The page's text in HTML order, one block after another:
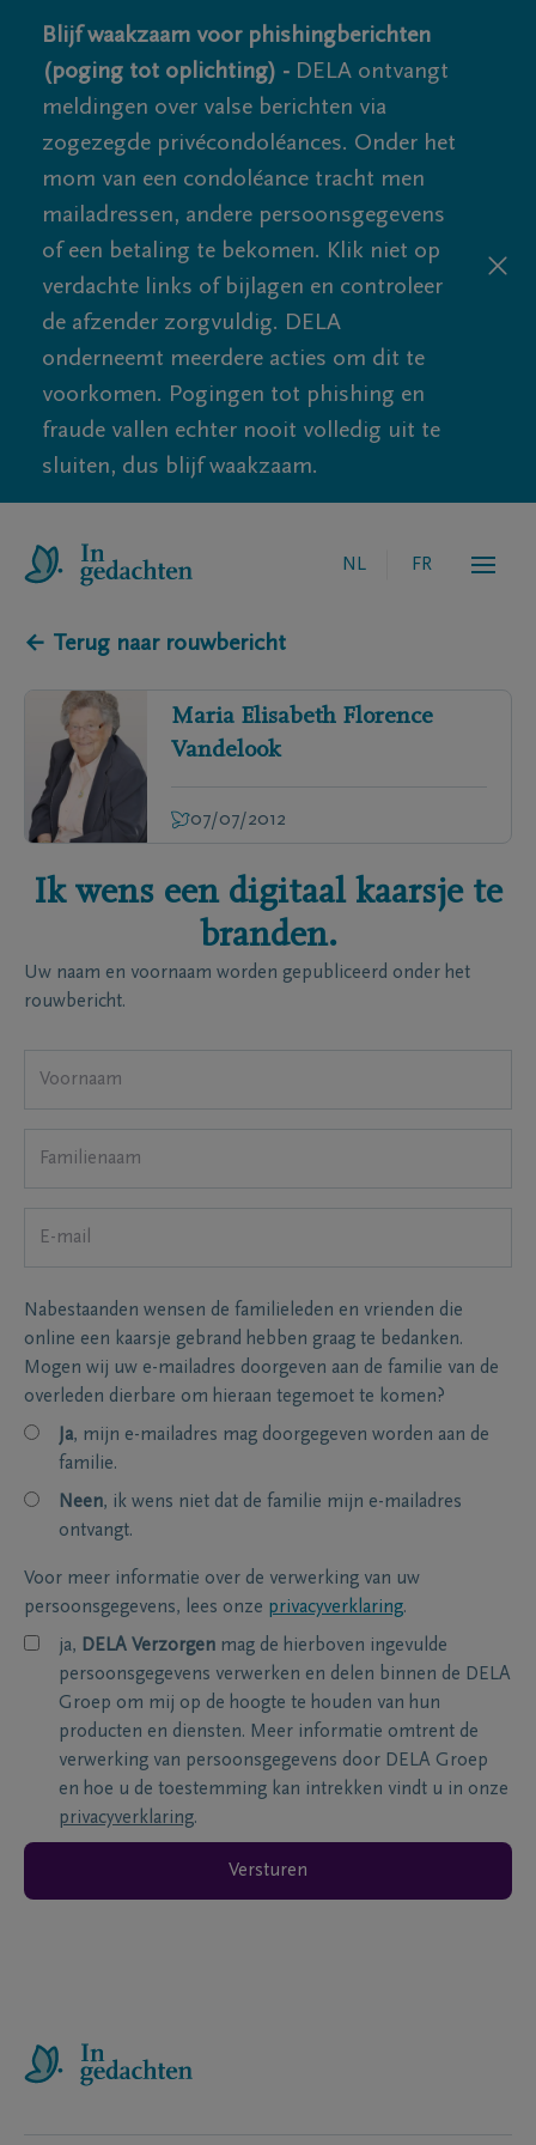
Blijf waakzaam voor phishingberichten
(poging tot oplichting) - DELA ontvangt
meldingen over valse berichten via
zogezegde privécondoléances. Onder het
mom van een condoléance tracht men
mailadressen, andere persoonsgegevens
of een betaling te bekomen. Klik niet op
verdachte links of bijlagen en controleer
de afzender zorgvuldig. DELA
onderneemt meerdere acties om dit te
voorkomen. Pogingen tot phishing en
fraude vallen echter nooit volledig uit te
sluiten, dus blijf waakzaam.
NL FR
← Terug naar rouwbericht
Maria Elisabeth Florence
Vandelook
07/07/2012
Ik wens een digitaal kaarsje te
branden.
Uw naam en voornaam worden gepubliceerd onder het
rouwbericht.
Nabestaanden wensen de familieleden en vrienden die
online een kaarsje gebrand hebben graag te bedanken.
Mogen wij uw e-mailadres doorgeven aan de familie van de
overleden dierbare om hieraan tegemoet te komen?
Ja, mijn e-mailadres mag doorgegeven worden aan de
familie.
Neen, ik wens niet dat de familie mijn e-mailadres
ontvangt.
Voor meer informatie over de verwerking van uw
persoonsgegevens, lees onze privacyverklaring.
ja, DELA Verzorgen mag de hierboven ingevulde
persoonsgegevens verwerken en delen binnen de DELA
Groep om mij op de hoogte te houden van hun
producten en diensten. Meer informatie omtrent de
verwerking van persoonsgegevens door DELA Groep
en hoe u de toestemming kan intrekken vindt u in onze
privacyverklaring.
Versturen